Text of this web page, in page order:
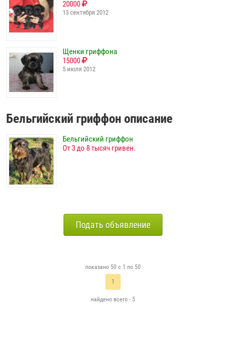
20000
13 сентября 2012
Щенки гриффона
15000
5 июля 2012
Бельгийский гриффон описание
Бельгийский гриффон
От 3 до 8 тысяч гривен.
Подать объявление
показано 50 с 1 по 50
1
найдено всего - 5